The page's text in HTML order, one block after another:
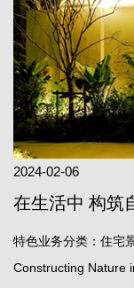
2024-02-06
在生活中 构
特色业务分类：住宅
Constructing Nature